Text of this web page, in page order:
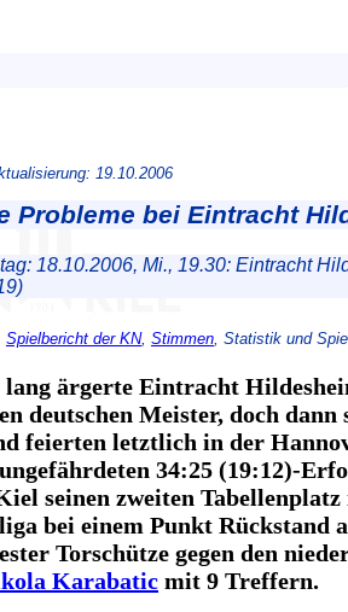
19.10.2006
Probleme bei Eintracht
18.10.2006, Mi., 19.30: Eintracht
Spielbericht der KN, Stimmen , Statistik und
ärgerte Eintracht
deutschen Meister, doch dann
feierten letztlich in der
34:25 (19:12)-
seinen zweiten Tabellenplatz
bei einem Punkt Rückstand
Torschütze gegen den
Karabatic mit 9 Treffern.